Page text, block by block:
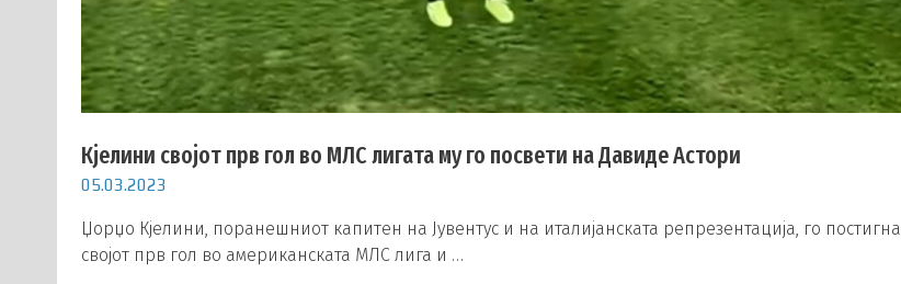
Кјелини својот прв гол во МЛС лигата му го посвети на Давиде Астори
05.03.2023
Џорџо Кјелини, поранешниот капитен на Јувентус и на италијанската репрезентација, го постигна
својот прв гол во американската МЛС лига и …